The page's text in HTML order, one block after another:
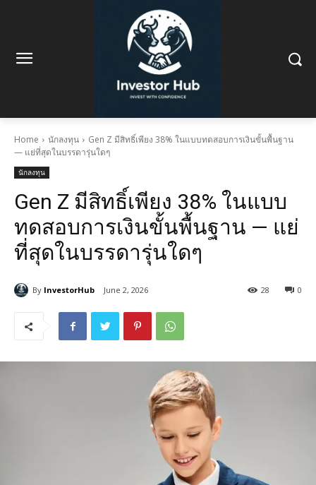
Home นักลงทุน
Gen Z มีสิทธิ์เพียง 38% ในแบบทดสอบการเงินขั้นพื้นฐาน
— แย่ที่สุดในบรรดารุ่นใดๆ
นักลงทุน
Gen Z มีสิทธิ์เพียง 38% ในแบบ
ทดสอบการเงินขั้นพื้นฐาน — แย่
ที่สุดในบรรดารุ่นใดๆ
By InvestorHub June 2, 2026 0
28